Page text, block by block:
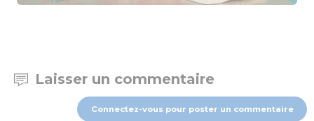
Laisser un commentaire
Connectez-vous pour poster un commentaire